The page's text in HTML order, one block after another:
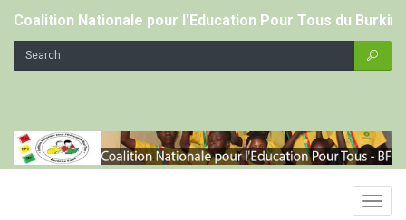
Coalition Nationale pour l'Education Pour Tous du